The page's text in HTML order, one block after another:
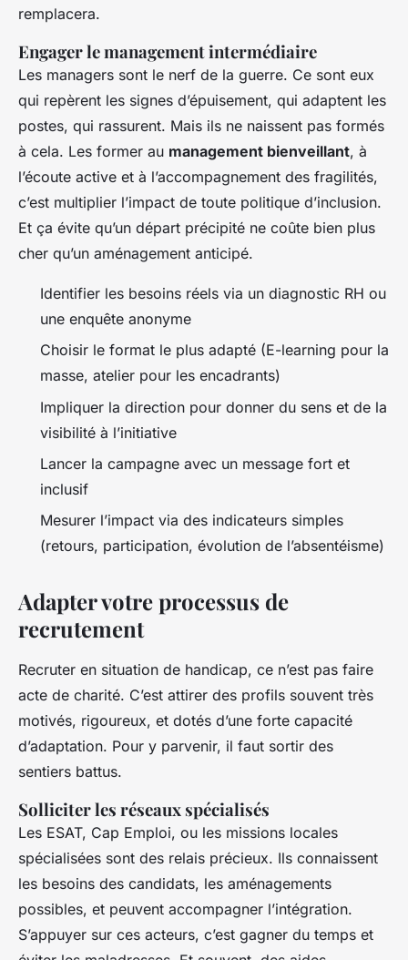
remplacera.
Engager le management intermédiaire
Les managers sont le nerf de la guerre. Ce sont eux
qui repèrent les signes d’épuisement, qui adaptent les
postes, qui rassurent. Mais ils ne naissent pas formés
à cela. Les former au management bienveillant, à
l’écoute active et à l’accompagnement des fragilités,
c’est multiplier l’impact de toute politique d’inclusion.
Et ça évite qu’un départ précipité ne coûte bien plus
cher qu’un aménagement anticipé.
Identifier les besoins réels via un diagnostic RH ou
une enquête anonyme
Choisir le format le plus adapté (E-learning pour la
masse, atelier pour les encadrants)
Impliquer la direction pour donner du sens et de la
visibilité à l’initiative
Lancer la campagne avec un message fort et
inclusif
Mesurer l’impact via des indicateurs simples
(retours, participation, évolution de l’absentéisme)
Adapter votre processus de
recrutement
Recruter en situation de handicap, ce n’est pas faire
acte de charité. C’est attirer des profils souvent très
motivés, rigoureux, et dotés d’une forte capacité
d’adaptation. Pour y parvenir, il faut sortir des
sentiers battus.
Solliciter les réseaux spécialisés
Les ESAT, Cap Emploi, ou les missions locales
spécialisées sont des relais précieux. Ils connaissent
les besoins des candidats, les aménagements
possibles, et peuvent accompagner l’intégration.
S’appuyer sur ces acteurs, c’est gagner du temps et